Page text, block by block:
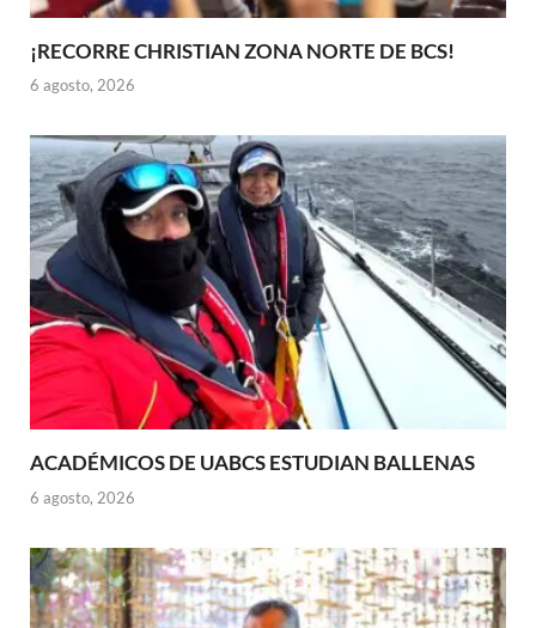
¡RECORRE CHRISTIAN ZONA NORTE DE BCS!
6 agosto, 2026
ACADÉMICOS DE UABCS ESTUDIAN BALLENAS
6 agosto, 2026